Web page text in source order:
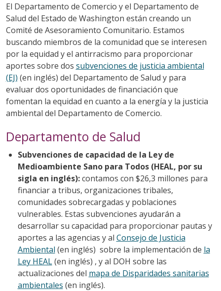
El Departamento de Comercio y el Departamento de
Salud del Estado de Washington están creando un
Comité de Asesoramiento Comunitario. Estamos
buscando miembros de la comunidad que se interesen
por la equidad y el antirracismo para proporcionar
aportes sobre dos subvenciones de justicia ambiental
(EJ) (en inglés) del Departamento de Salud y para
evaluar dos oportunidades de financiación que
fomentan la equidad en cuanto a la energía y la justicia
ambiental del Departamento de Comercio.
Departamento de Salud
Subvenciones de capacidad de la Ley de
Medioambiente Sano para Todos (HEAL, por su
sigla en inglés):contamos con $26,3 millones para
financiar a tribus, organizaciones tribales,
comunidades sobrecargadas y poblaciones
vulnerables. Estas subvenciones ayudarán a
desarrollar su capacidad para proporcionar pautas y
aportes a las agencias y al Consejo de Justicia
Ambiental (en inglés) sobre la implementación de la
Ley HEAL (en inglés) , y al DOH sobre las
actualizaciones del mapa de Disparidades sanitarias
ambientales (en inglés).